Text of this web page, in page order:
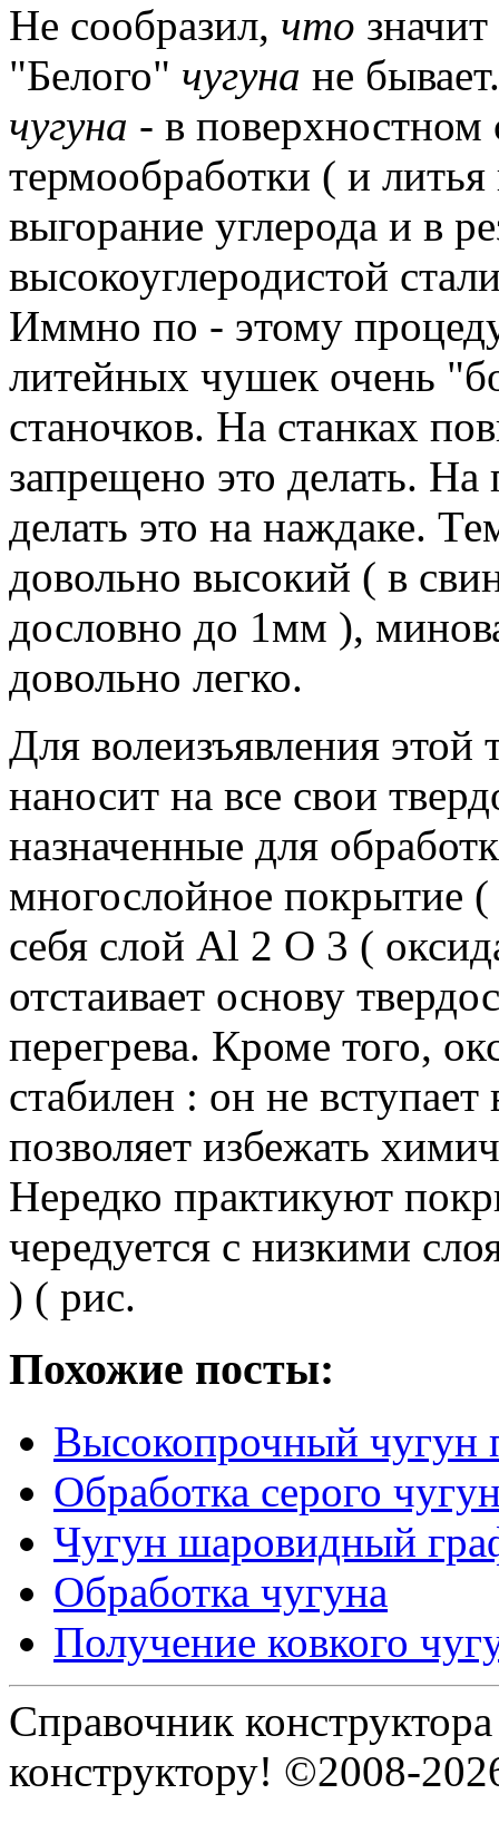
Не сообразил, что
"Белого" чугуна не бывает.
чугуна - в поверхностном
термообработки ( и
выгорание углерода и в
высокоуглеродистой
Иммно по - этому
литейных чушек очень
станочков. На станках
запрещено это делать. На
делать это на наждаке.
довольно высокий ( в
дословно до 1мм ),
довольно легко.
Для волеизъявления этой
наносит на все свои
назначенные для
многослойное покрытие
себя слой Al 2 O 3 (
отстаивает основу
перегрева. Кроме того,
стабилен : он не
позволяет избежать
Нередко практикуют
чередуется с низкими
) ( рис.
Похожие посты:
Высокопрочный чугун
Обработка серого
Чугун шаровидный
Обработка чугуна
Получение ковкого
Справочник
конструктору! ©2008-